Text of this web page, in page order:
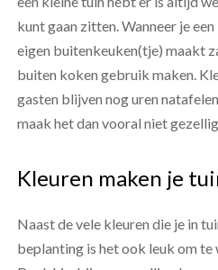
kunt gaan zitten. Wanneer je
eigen buitenkeuken(tje) maakt
buiten koken gebruik maken.
gasten blijven nog uren
maak het dan vooral niet gezellig
Kleuren maken je
Naast de vele kleuren die je in
beplanting is het ook leuk om te